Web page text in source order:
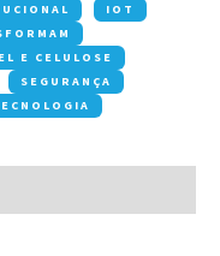
IOT
E CELULOSE
SEGURANÇA